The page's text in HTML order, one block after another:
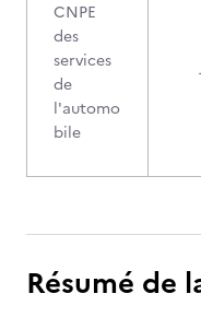
CNPE
des
services
de
l'automo
bile
Résumé de